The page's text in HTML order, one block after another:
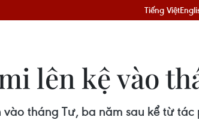
Tiếng Việt
lên kệ vào
tháng Tư, ba năm sau kể từ